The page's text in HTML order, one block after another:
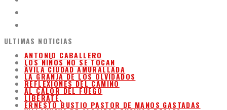
ULTIMAS NOTICIAS
ANTONIO CABALLERO
LOS NIÑOS NO SE TOCAN
ÁVILA CIUDAD AMURALLADA
LA GRANJA DE LOS OLVIDADOS
REFLEXIONES DEL CAMINO
AL CALOR DEL FUEGO
LIBÉRATE,
ERNESTO BUSTIO PASTOR DE MANOS GASTADAS